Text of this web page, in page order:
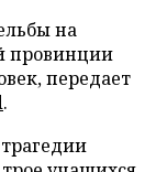
на
провинции
передает
.